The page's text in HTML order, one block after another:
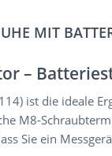
MIT
–
ist die ideale
M8-
Sie ein